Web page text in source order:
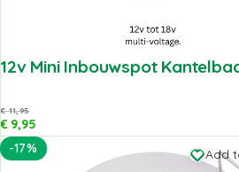
12v Mini Inbouwspot
€11,95
€9,95
-17%
Add